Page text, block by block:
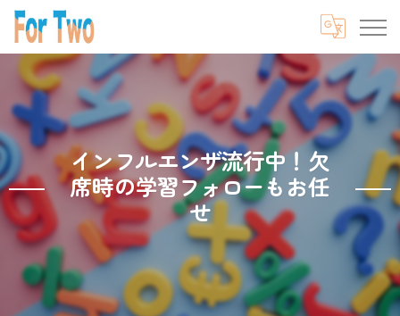
インフルエンザ流行中！欠
席時の学習フォローもお任
せ